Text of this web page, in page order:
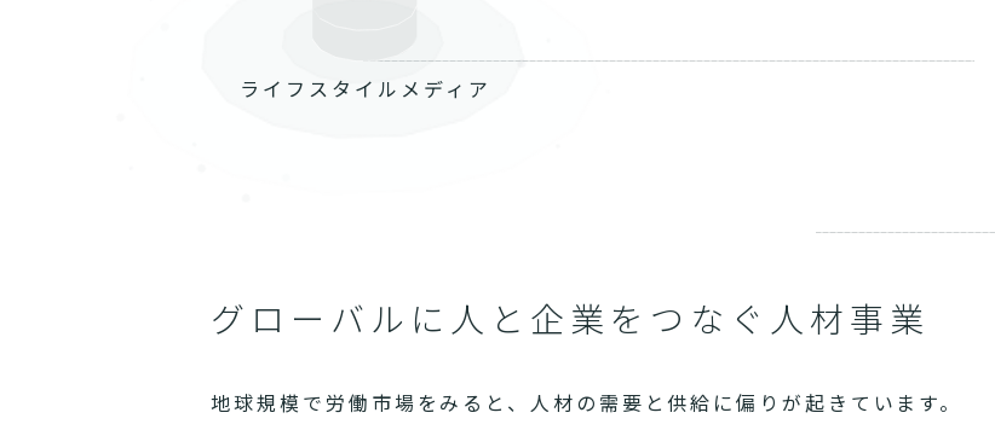
ライフスタイルメディア
グローバルに人と企業をつなぐ人材事業
地球規模で労働市場をみると、人材の需要と供給に偏りが起きています。